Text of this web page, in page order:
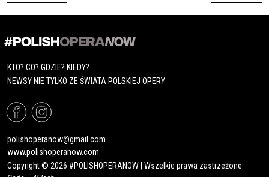
KTO? CO? GDZIE? KIEDY?
NEWSY NIE TYLKO ZE ŚWIATA POLSKIEJ OPERY
polishoperanow@gmail.com
www.polishoperanow.com
Copyright © 2026 #POLISHOPERANOW | Wszelkie prawa zastrzeżone